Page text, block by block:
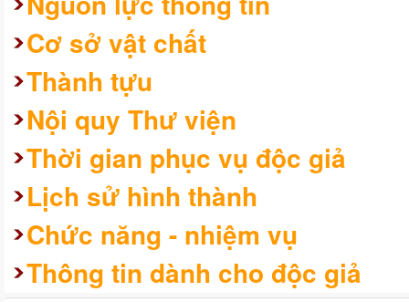
Cơ sở vật chất
Thành tựu
Nội quy Thư viện
Thời gian phục vụ độc giả
Lịch sử hình thành
Chức năng - nhiệm vụ
Thông tin dành cho độc giả